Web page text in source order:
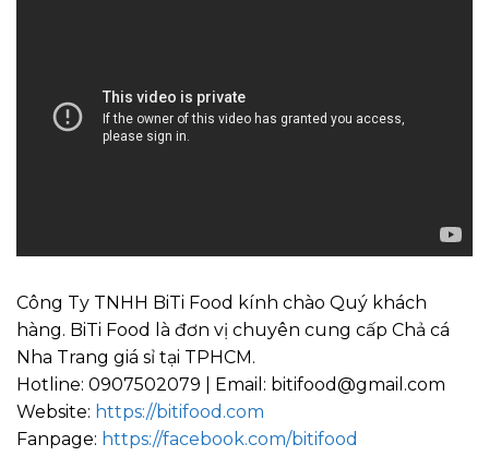
Công Ty TNHH BiTi Food kính chào Quý khách
hàng. BiTi Food là đơn vị chuyên cung cấp Chả cá
Nha Trang giá sỉ tại TPHCM.
Hotline: 0907502079 | Email: bitifood@gmail.com
Website: https://bitifood.com
Fanpage: https://facebook.com/bitifood